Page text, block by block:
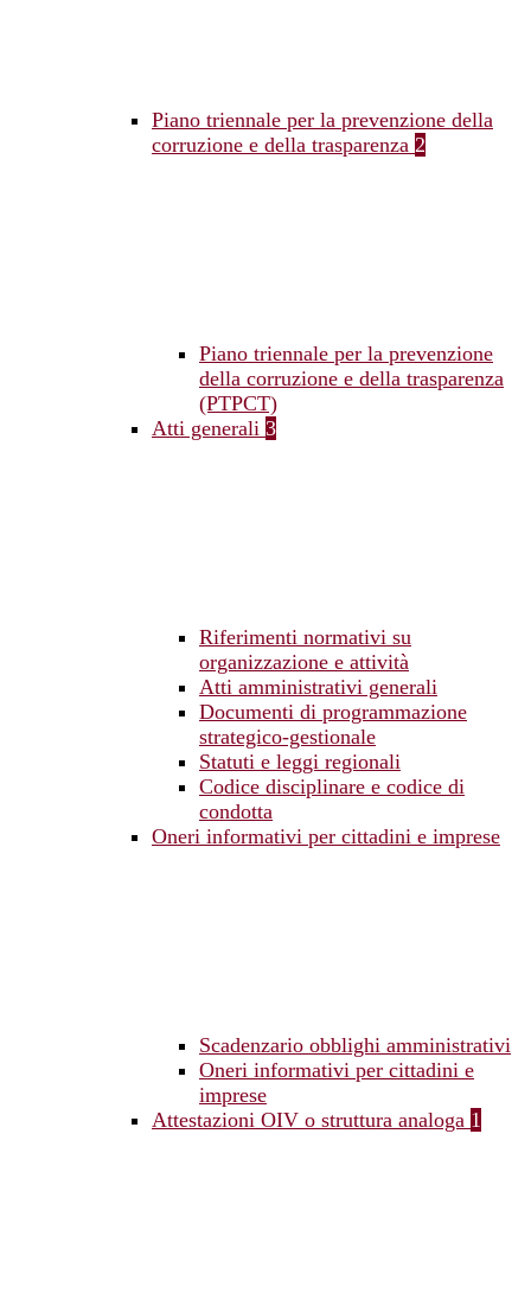
Piano triennale per la prevenzione della
corruzione e della trasparenza 2
Piano triennale per la prevenzione
della corruzione e della trasparenza
(PTPCT)
Atti generali 3
Riferimenti normativi su
organizzazione e attività
Atti amministrativi generali
Documenti di programmazione
strategico-gestionale
Statuti e leggi regionali
Codice disciplinare e codice di
condotta
Oneri informativi per cittadini e imprese
Scadenzario obblighi amministrativi
Oneri informativi per cittadini e
imprese
Attestazioni OIV o struttura analoga 1